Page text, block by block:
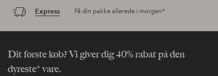
Express Få din pakke allerede i morgen*
Dit første køb? Vi giver dig 40% rabat på den
dyreste* vare.